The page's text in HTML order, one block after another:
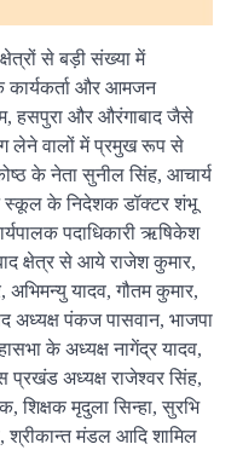
से बड़ी संख्या में
कार्यकर्ता और आमजन
हसपुरा और औरंगाबाद जैसे
लेने वालों में प्रमुख रूप से
के नेता सुनील सिंह, आचार्य
स्कूल के निदेशक डॉक्टर शंभू
पदाधिकारी ऋषिकेश
क्षेत्र से आये राजेश कुमार,
यादव, गौतम कुमार,
अध्यक्ष पंकज पासवान, भाजपा
के अध्यक्ष नागेंद्र यादव,
प्रखंड अध्यक्ष राजेश्वर सिंह,
शिक्षक मृदुला सिन्हा, सुरभि
श्रीकान्त मंडल आदि शामिल